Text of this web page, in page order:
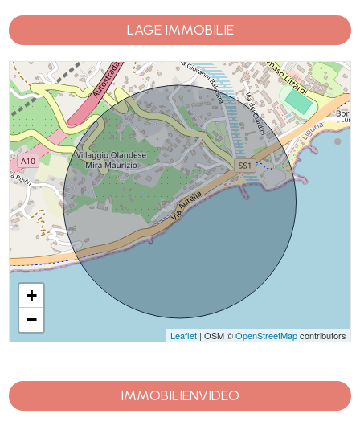
LAGE IMMOBILIE
+
−
Leaflet| OSM ©OpenStreetMapcontributors
IMMOBILIENVIDEO